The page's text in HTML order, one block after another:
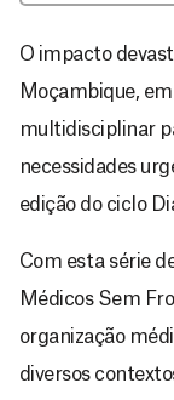
O impacto
Moçambique,
multidisciplinar
necessidades
edição do ciclo
Com esta série
Médicos Sem
organização
diversos